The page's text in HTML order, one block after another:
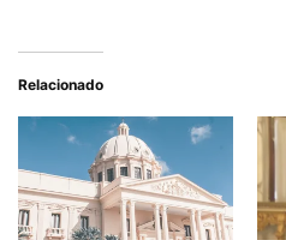
Relacionado